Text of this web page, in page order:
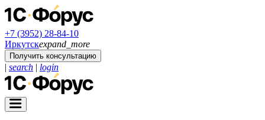
+7 (3952) 28-84-10
Иркутскexpand_more
Получить консультацию
| search | login